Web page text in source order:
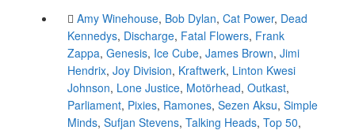
Amy Winehouse, Bob Dylan, Cat Power, Dead
Kennedys, Discharge, Fatal Flowers, Frank
Zappa, Genesis, Ice Cube, James Brown, Jimi
Hendrix, Joy Division, Kraftwerk, Linton Kwesi
Johnson, Lone Justice, Motörhead, Outkast,
Parliament, Pixies, Ramones, Sezen Aksu, Simple
Minds, Sufjan Stevens, Talking Heads, Top 50,